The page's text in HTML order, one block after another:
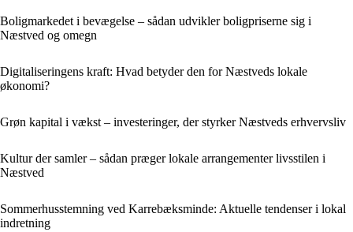
Boligmarkedet i bevægelse – sådan udvikler boligpriserne sig i
Næstved og omegn
Digitaliseringens kraft: Hvad betyder den for Næstveds lokale
økonomi?
Grøn kapital i vækst – investeringer, der styrker Næstveds erhvervsliv
Kultur der samler – sådan præger lokale arrangementer livsstilen i
Næstved
Sommerhusstemning ved Karrebæksminde: Aktuelle tendenser i lokal
indretning